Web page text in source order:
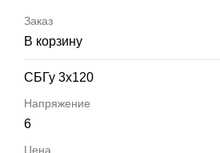
В корзину
СБГу 3х120
6